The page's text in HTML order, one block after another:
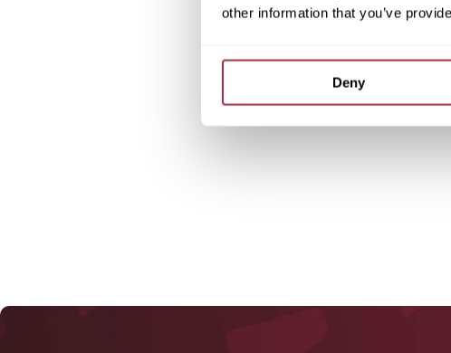
other information that you’ve
Deny